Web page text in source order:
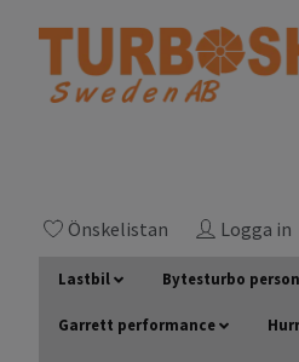
Önskelistan Logga in
Lastbil Bytesturbo
Garrett performance